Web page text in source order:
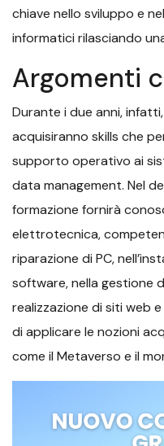
chiave nello sviluppo e
informatici rilasciando
Argomenti
Durante i due anni,
acquisiranno skills che
supporto operativo ai
data management. Nel
formazione fornirà
elettrotecnica,
riparazione di PC,
software, nella gestione
realizzazione di siti web
di applicare le nozioni
come il Metaverso e il